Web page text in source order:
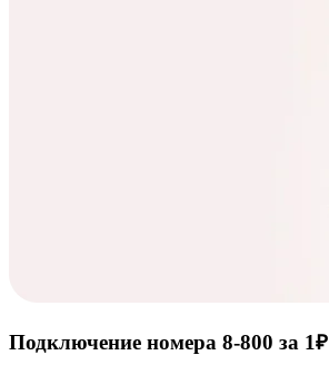
Подключение номера 8-800 за 1₽